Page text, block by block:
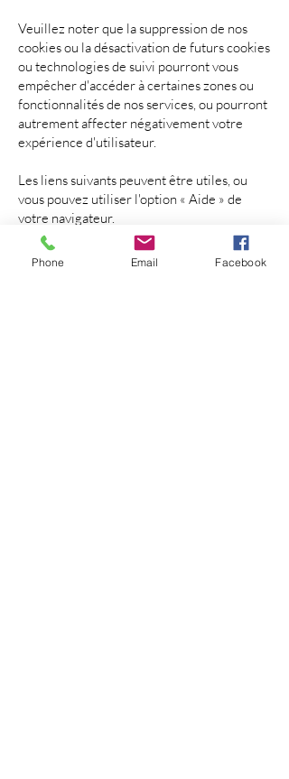
Veuillez noter que la suppression de nos
cookies ou la désactivation de futurs cookies
ou technologies de suivi pourront vous
empêcher d'accéder à certaines zones ou
fonctionnalités de nos services, ou pourront
autrement affecter négativement votre
expérience d'utilisateur.
Les liens suivants peuvent être utiles, ou
vous pouvez utiliser l'option « Aide » de
votre navigateur.
Phone Email Facebook